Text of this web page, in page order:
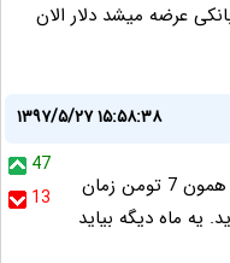
عرضه میشد دلار الان
۱۳۹۷/۵/۲۷ ۱۵:۵۸:۳۸
47
13
اگر با پلمپ جواب میداد، الان نرخ دلار همون 7 تومن زمان
یه ماه دیگه بیاید